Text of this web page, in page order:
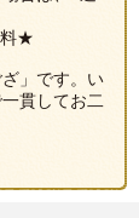
料★
」です。い
貫してお二